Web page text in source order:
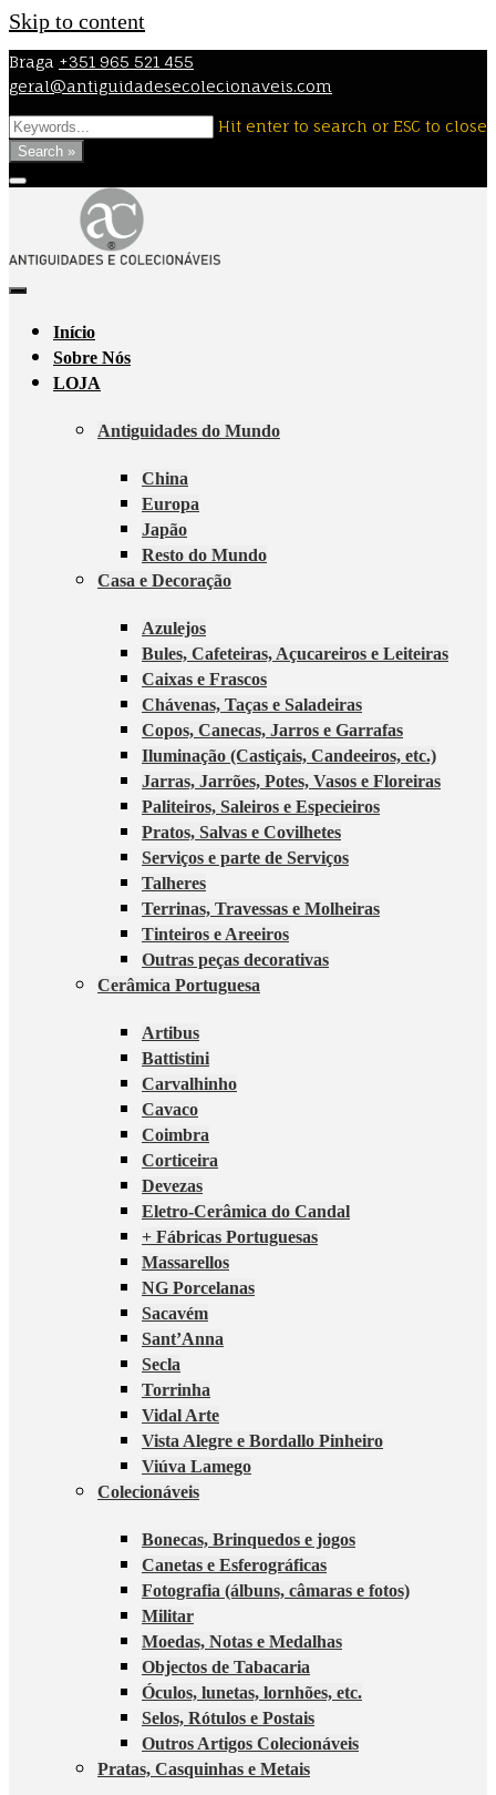
Skip to content
Braga +351 965 521 455
geral@antiguidadesecolecionaveis.com
Hit enter to search or ESC to close
Search »
Início
Sobre Nós
LOJA
Antiguidades do Mundo
China
Europa
Japão
Resto do Mundo
Casa e Decoração
Azulejos
Bules, Cafeteiras, Açucareiros e Leiteiras
Caixas e Frascos
Chávenas, Taças e Saladeiras
Copos, Canecas, Jarros e Garrafas
Iluminação (Castiçais, Candeeiros, etc.)
Jarras, Jarrões, Potes, Vasos e Floreiras
Paliteiros, Saleiros e Especieiros
Pratos, Salvas e Covilhetes
Serviços e parte de Serviços
Talheres
Terrinas, Travessas e Molheiras
Tinteiros e Areeiros
Outras peças decorativas
Cerâmica Portuguesa
Artibus
Battistini
Carvalhinho
Cavaco
Coimbra
Corticeira
Devezas
Eletro-Cerâmica do Candal
+ Fábricas Portuguesas
Massarellos
NG Porcelanas
Sacavém
Sant’Anna
Secla
Torrinha
Vidal Arte
Vista Alegre e Bordallo Pinheiro
Viúva Lamego
Colecionáveis
Bonecas, Brinquedos e jogos
Canetas e Esferográficas
Fotografia (álbuns, câmaras e fotos)
Militar
Moedas, Notas e Medalhas
Objectos de Tabacaria
Óculos, lunetas, lornhões, etc.
Selos, Rótulos e Postais
Outros Artigos Colecionáveis
Pratas, Casquinhas e Metais